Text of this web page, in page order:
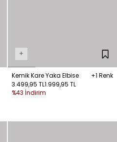
+
Kemik Kare Yaka Elbise
+1 Renk
3.499,95 TL1.999,95 TL
%43 İndirim